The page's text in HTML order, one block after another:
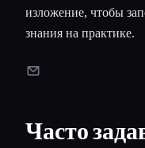
изложение, чтобы
знания на практике.
Часто